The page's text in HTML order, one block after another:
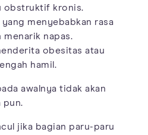
obstruktif kronis.
menyebabkan rasa
menarik napas.
obesitas atau
hamil.
awalnya tidak akan
pun.
jika bagian paru-paru